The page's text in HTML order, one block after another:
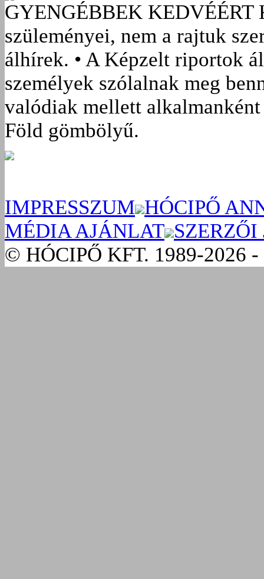
GYENGÉBBEK KEDVÉÉRT
szüleményei, nem a rajtuk
álhírek. • A Képzelt riportok
személyek szólalnak meg
valódiak mellett
Föld gömbölyű.
IMPRESSZUM HÓCIPŐ
MÉDIA AJÁNLAT SZERZŐI
© HÓCIPŐ KFT. 1989-2026